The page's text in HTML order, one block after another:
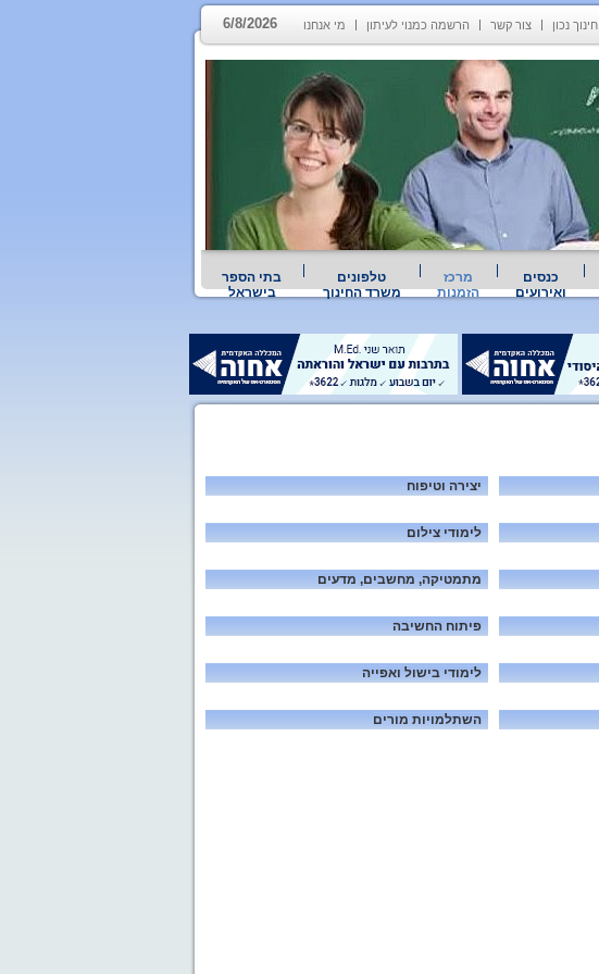
חינוך נכון צור קשר הרשמה כמנוי לעיתון מי אנחנו 6/8/2026
כנסים
ואירועים
מרכז
הזמנות
טלפונים
משרד החינוך
בתי הספר
בישראל
יצירה וטיפוח
לימודי צילום
מתמטיקה, מחשבים, מדעים
פיתוח החשיבה
לימודי בישול ואפייה
השתלמויות מורים